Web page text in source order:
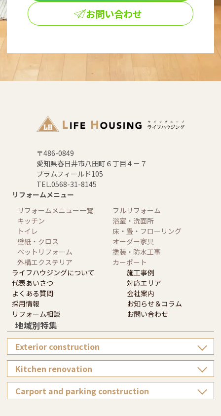
お問い合わせ
〒486-0849
愛知県春日井市八田町６丁目４－７
プラムフィールド105
TEL.0568-31-8145
リフォームメニュー
リフォームメニュー一覧
フルリフォーム
キッチン
浴室・洗面所
トイレ
床・畳・フローリング
壁紙・クロス
オーダー家具
ペットリフォーム
塗装・防水工事
外構エクステリア
カーポート
ライフハウジングについて
施工事例
代表あいさつ
対応エリア
よくある質問
会社案内
採用情報
お知らせ＆コラム
リフォーム相談
お問い合わせ
地域別特集
Exterior construction
Kitchen renovation
Carport and parking construction